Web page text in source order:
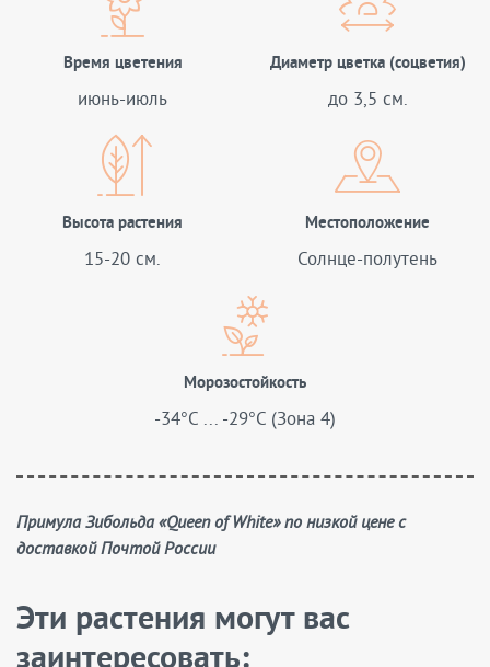
Время цветения
июнь-июль
Диаметр цветка (соцветия)
до 3,5 см.
Высота растения
15-20 см.
Местоположение
Солнце-полутень
Морозостойкость
-34°C ... -29°C (Зона 4)
Примула Зибольда «Queen of White» по низкой цене с
доставкой Почтой России
Эти растения могут вас